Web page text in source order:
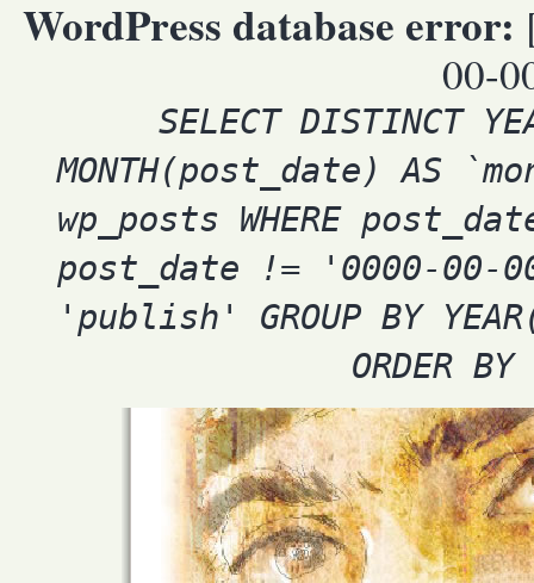
WordPress database error:
00-
SELECT DISTINCT
MONTH(post_date) AS
wp_posts WHERE
post_date != '0000-00-
'publish' GROUP BY
ORDER